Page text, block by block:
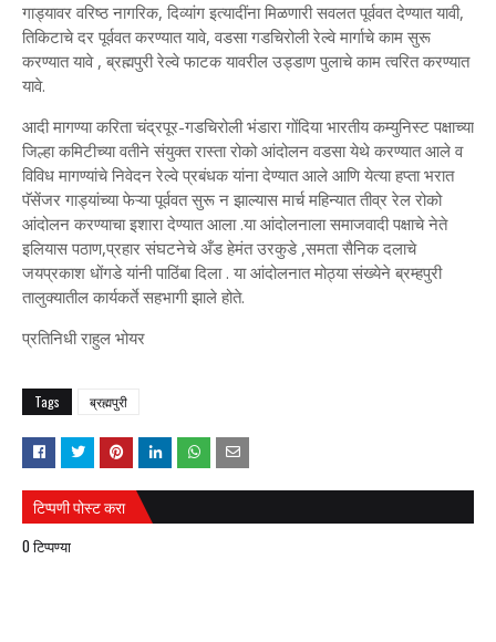
गाड्यावर वरिष्ठ नागरिक, दिव्यांग इत्यादींना मिळणारी सवलत पूर्ववत देण्यात यावी,
तिकिटाचे दर पूर्ववत करण्यात यावे, वडसा गडचिरोली रेल्वे मार्गाचे काम सुरू
करण्यात यावे , ब्रह्मपुरी रेल्वे फाटक यावरील उड्डाण पुलाचे काम त्वरित करण्यात
यावे.
आदी मागण्या करिता चंद्रपूर-गडचिरोली भंडारा गोंदिया भारतीय कम्युनिस्ट पक्षाच्या
जिल्हा कमिटीच्या वतीने संयुक्त रास्ता रोको आंदोलन वडसा येथे करण्यात आले व
विविध मागण्यांचे निवेदन रेल्वे प्रबंधक यांना देण्यात आले आणि येत्या हप्ता भरात
पॅसेंजर गाड्यांच्या फेऱ्या पूर्ववत सुरू न झाल्यास मार्च महिन्यात तीव्र रेल रोको
आंदोलन करण्याचा इशारा देण्यात आला .या आंदोलनाला समाजवादी पक्षाचे नेते
इलियास पठाण,प्रहार संघटनेचे अँड हेमंत उरकुडे ,समता सैनिक दलाचे
जयप्रकाश धोंगडे यांनी पाठिंबा दिला . या आंदोलनात मोठ्या संख्येने ब्रम्हपुरी
तालुक्यातील कार्यकर्ते सहभागी झाले होते.
प्रतिनिधी राहुल भोयर
Tags ब्रह्मपुरी
टिप्पणी पोस्ट करा
0 टिप्पण्या